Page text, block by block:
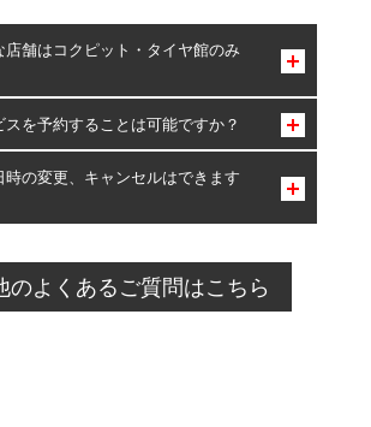
店舗はコクピット・タイヤ館のみ
・タイヤ館のみとなります。
スを予約することは可能ですか？
スのご予約は可能です。
ービスの組み合わせに限り、同時にご予約が
ございます。
時の変更、キャンセルはできます
の3営業日前を過ぎている場合のご予約
につきましては、直接ご予約の店舗まで
のよくあるご質問はこちら